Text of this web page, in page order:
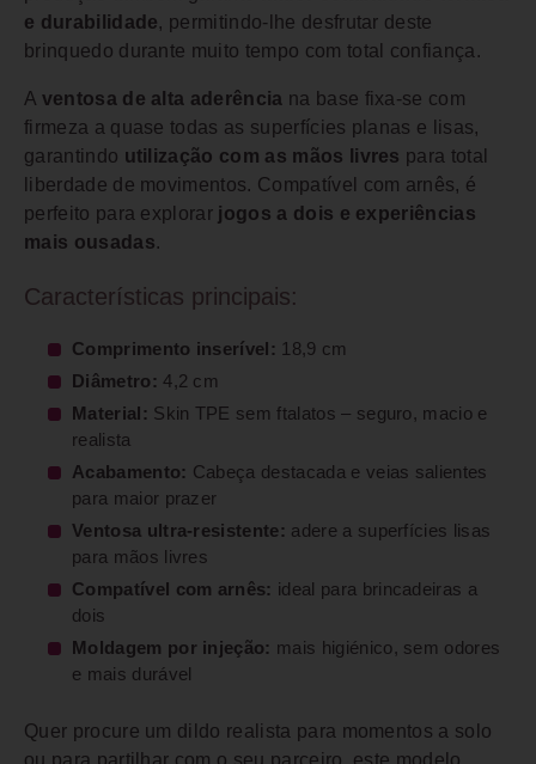
e durabilidade, permitindo-lhe desfrutar deste
brinquedo durante muito tempo com total confiança.
A ventosa de alta aderência na base fixa-se com
firmeza a quase todas as superfícies planas e lisas,
garantindo utilização com as mãos livres para total
liberdade de movimentos. Compatível com arnês, é
perfeito para explorar jogos a dois e experiências
mais ousadas.
Características principais:
Comprimento inserível: 18,9 cm
Diâmetro: 4,2 cm
Material: Skin TPE sem ftalatos – seguro, macio e
realista
Acabamento: Cabeça destacada e veias salientes
para maior prazer
Ventosa ultra-resistente: adere a superfícies lisas
para mãos livres
Compatível com arnês: ideal para brincadeiras a
dois
Moldagem por injeção: mais higiénico, sem odores
e mais durável
Quer procure um dildo realista para momentos a solo
ou para partilhar com o seu parceiro, este modelo